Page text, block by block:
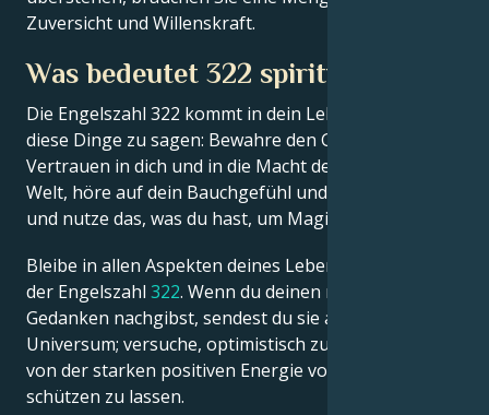
Zuversicht und Willenskraft.
Was bedeutet 322 spirituell?
Die Engelszahl 322 kommt in dein Leben, um dir
diese Dinge zu sagen: Bewahre den Geist, habe
Vertrauen in dich und in die Macht der spirituellen
Welt, höre auf dein Bauchgefühl und deine Intuition
und nutze das, was du hast, um Magie zu schaffen.
Bleibe in allen Aspekten deines Lebens positiv, mit
der Engelszahl 322. Wenn du deinen negativen
Gedanken nachgibst, sendest du sie an das
Universum; versuche, optimistisch zu sein und dich
von der starken positiven Energie vor Frustration
schützen zu lassen.